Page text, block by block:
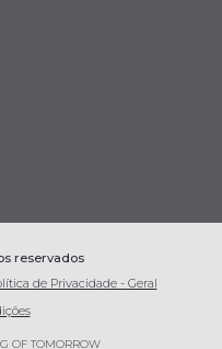
reservados
de Privacidade - Geral
OF TOMORROW